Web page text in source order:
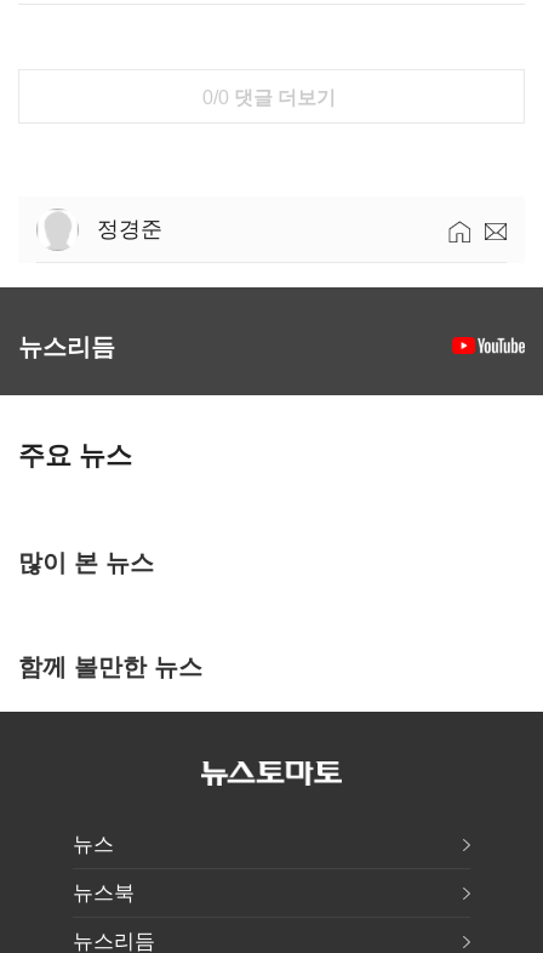
0/0 댓글 더보기
정경준
뉴스리듬
주요 뉴스
많이 본 뉴스
함께 볼만한 뉴스
뉴스
뉴스북
뉴스리듬